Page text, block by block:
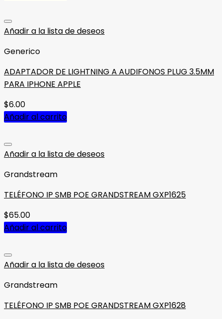
Añadir a la lista de deseos
Generico
ADAPTADOR DE LIGHTNING A AUDIFONOS PLUG 3.5MM
PARA IPHONE APPLE
$6.00
Añadir al carrito
Añadir a la lista de deseos
Grandstream
TELÉFONO IP SMB POE GRANDSTREAM GXP1625
$65.00
Añadir al carrito
Añadir a la lista de deseos
Grandstream
TELÉFONO IP SMB POE GRANDSTREAM GXP1628